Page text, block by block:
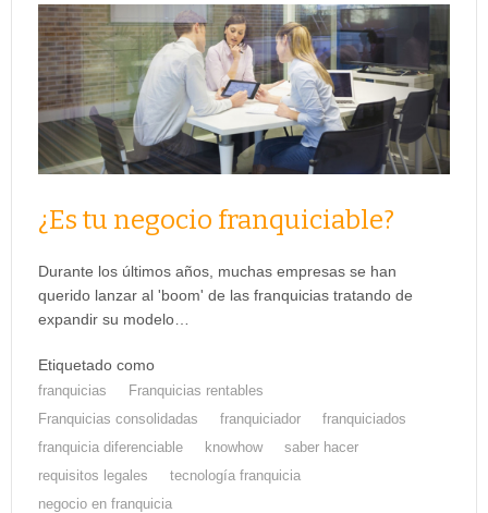
¿Es tu negocio franquiciable?
Durante los últimos años, muchas empresas se han
querido lanzar al 'boom' de las franquicias tratando de
expandir su modelo…
Etiquetado como
franquicias
Franquicias rentables
Franquicias consolidadas
franquiciador
franquiciados
franquicia diferenciable
knowhow
saber hacer
requisitos legales
tecnología franquicia
negocio en franquicia